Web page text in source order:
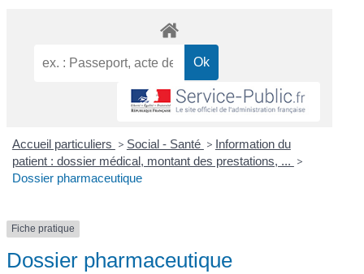
Accueil particuliers > Social - Santé > Information du
patient : dossier médical, montant des prestations, ... >
Dossier pharmaceutique
Fiche pratique
Dossier pharmaceutique